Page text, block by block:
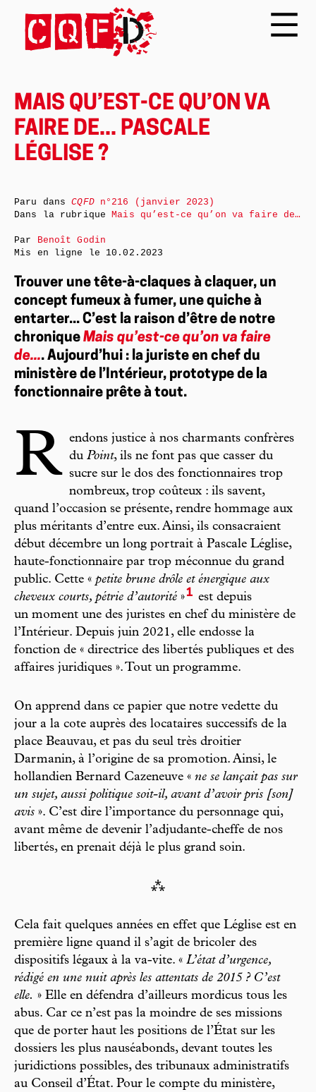
MAIS QU’EST-CE QU’ON VA
FAIRE DE... PASCALE
LÉGLISE ?
Trouver une tête-à-claques à claquer, un
concept fumeux à fumer, une quiche à
entarter... C’est la raison d’être de notre
chronique Mais qu’est-ce qu’on va faire
de.... Aujourd’hui : la juriste en chef du
ministère de l’Intérieur, prototype de la
fonctionnaire prête à tout.
R
endons justice à nos charmants confrères
du Point, ils ne font pas que casser du
sucre sur le dos des fonctionnaires trop
nombreux, trop coûteux : ils savent,
quand l’occasion se présente, rendre hommage aux
plus méritants d’entre eux. Ainsi, ils consacraient
début décembre un long portrait à Pascale Léglise,
haute-fonctionnaire par trop méconnue du grand
public. Cette « petite brune drôle et énergique aux
cheveux courts, pétrie d’autorité »1 est depuis
un moment une des juristes en chef du ministère de
l’Intérieur. Depuis juin 2021, elle endosse la
fonction de « directrice des libertés publiques et des
affaires juridiques ». Tout un programme.
On apprend dans ce papier que notre vedette du
jour a la cote auprès des locataires successifs de la
place Beauvau, et pas du seul très droitier
Darmanin, à l’origine de sa promotion. Ainsi, le
hollandien Bernard Cazeneuve « ne se lançait pas sur
un sujet, aussi politique soit-il, avant d’avoir pris [son]
avis ». C’est dire l’importance du personnage qui,
avant même de devenir l’adjudante-cheffe de nos
libertés, en prenait déjà le plus grand soin.
⁂
Cela fait quelques années en effet que Léglise est en
première ligne quand il s’agit de bricoler des
dispositifs légaux à la va-vite. « L’état d’urgence,
rédigé en une nuit après les attentats de 2015 ? C’est
elle. » Elle en défendra d’ailleurs mordicus tous les
abus. Car ce n’est pas la moindre de ses missions
que de porter haut les positions de l’État sur les
dossiers les plus nauséabonds, devant toutes les
juridictions possibles, des tribunaux administratifs
au Conseil d’État. Pour le compte du ministère,
Paru dansCQFDn°216 (janvier 2023)
Dans la rubriqueMais qu’est-ce qu’on va faire de…
Par Benoît Godin
Mis en ligne le 10.02.2023